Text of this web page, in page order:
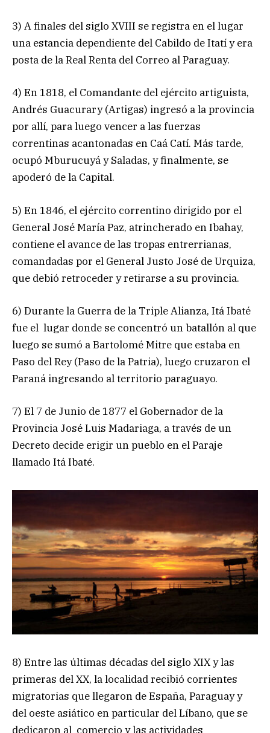
3) A finales del siglo XVIII se registra en el lugar
una estancia dependiente del Cabildo de Itatí y era
posta de la Real Renta del Correo al Paraguay.
4) En 1818, el Comandante del ejército artiguista,
Andrés Guacurary (Artigas) ingresó a la provincia
por allí, para luego vencer a las fuerzas
correntinas acantonadas en Caá Catí. Más tarde,
ocupó Mburucuyá y Saladas, y finalmente, se
apoderó de la Capital.
5) En 1846, el ejército correntino dirigido por el
General José María Paz, atrincherado en Ibahay,
contiene el avance de las tropas entrerrianas,
comandadas por el General Justo José de Urquiza,
que debió retroceder y retirarse a su provincia.
6) Durante la Guerra de la Triple Alianza, Itá Ibaté
fue el lugar donde se concentró un batallón al que
luego se sumó a Bartolomé Mitre que estaba en
Paso del Rey (Paso de la Patria), luego cruzaron el
Paraná ingresando al territorio paraguayo.
7) El 7 de Junio de 1877 el Gobernador de la
Provincia José Luis Madariaga, a través de un
Decreto decide erigir un pueblo en el Paraje
llamado Itá Ibaté.
8) Entre las últimas décadas del siglo XIX y las
primeras del XX, la localidad recibió corrientes
migratorias que llegaron de España, Paraguay y
del oeste asiático en particular del Líbano, que se
dedicaron al comercio y las actividades